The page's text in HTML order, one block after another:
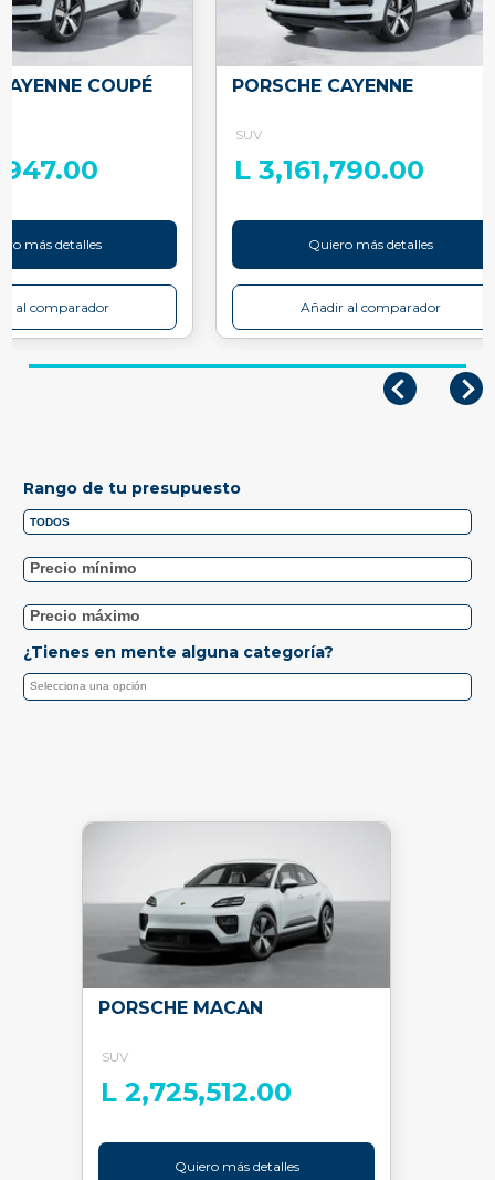
COUPÉ
más detalles
al comparador
PORSCHE CAYENNE
SUV
L 3,161,790.00
Quiero más detalles
Añadir al comparador
Rango de tu presupuesto
¿Tienes en mente alguna categoría?
PORSCHE MACAN
SUV
L 2,725,512.00
Quiero más detalles